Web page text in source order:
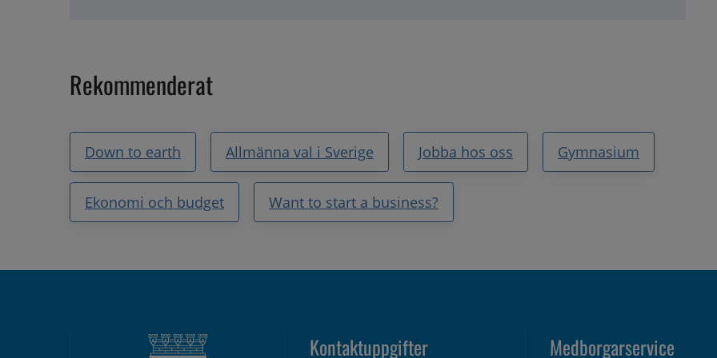
Rekommenderat
Down to earth Allmänna val i Sverige Jobba hos oss Gymnasium
Ekonomi och budget Want to start a business?
Kontaktuppgifter Medborgarservice